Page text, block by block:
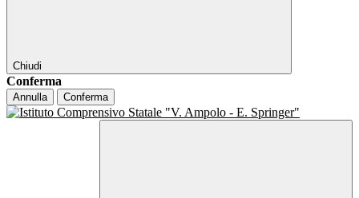
Chiudi
Conferma
Annulla Conferma